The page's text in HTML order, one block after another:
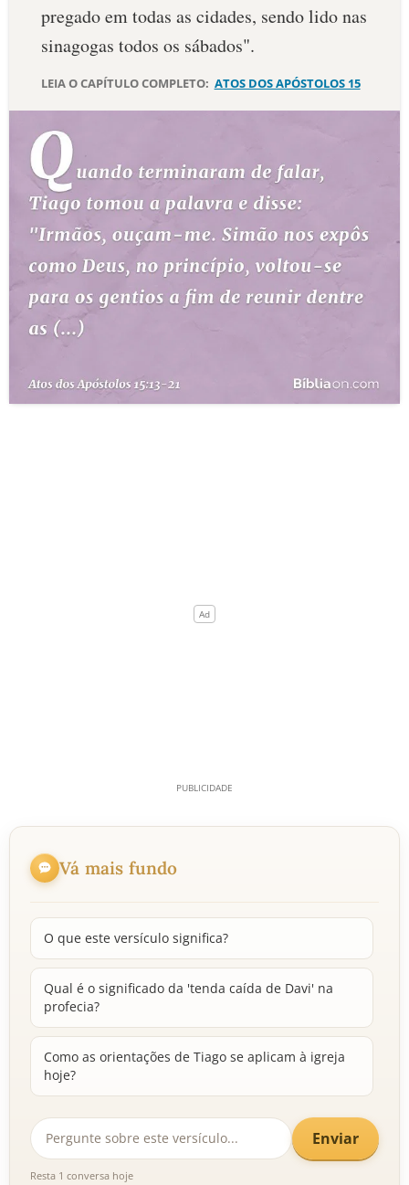
pregado em todas as cidades, sendo lido nas
sinagogas todos os sábados".
LEIA O CAPÍTULO COMPLETO: ATOS DOS APÓSTOLOS 15
Vá mais fundo
O que este versículo significa?
Qual é o significado da 'tenda caída de Davi' na
profecia?
Como as orientações de Tiago se aplicam à igreja
hoje?
Enviar
Resta 1 conversa hoje